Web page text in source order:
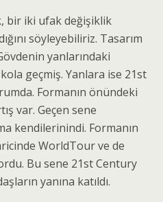
bir iki ufak değişiklik
söyleyebiliriz. Tasarım
yanlarındaki
geçmiş. Yanlara ise 21st
Formanın önündeki
var. Geçen sene
kendilerinindi. Formanın
WorldTour ve de
Bu sene 21st Century
yanına katıldı.